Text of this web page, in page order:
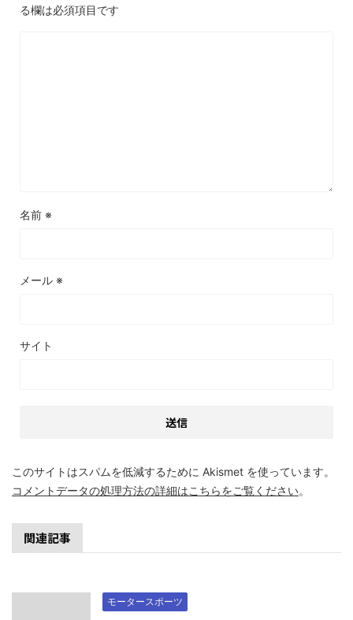
る欄は必須項目です
名前 ※
メール ※
サイト
このサイトはスパムを低減するために Akismet を使っています。
コメントデータの処理方法の詳細はこちらをご覧ください。
関連記事
モータースポーツ